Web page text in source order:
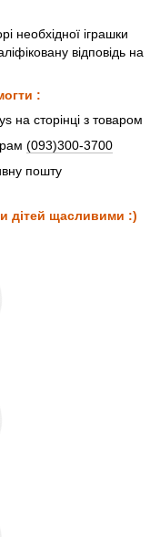
необхідної іграшки
відповідь на
:
на сторінці з товаром
(093)300-3700
пошту
дітей щасливими :)